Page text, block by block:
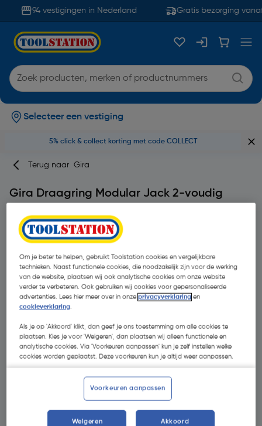
94 vestigingen in Nederland Gratis bezorging vanaf
Selecteer een vestiging
5% click & collect korting met code COLLECT
Terug naar Gira
Gira Draagring Modular Jack 2-voudig
MerkGira Productcode: 75623
Om je beter te helpen, gebruikt Toolstation cookies en vergelijkbare
technieken. Naast functionele cookies, die noodzakelijk zijn voor de werking
van de website, plaatsen wij ook analytische cookies om onze website
verder te verbeteren. Ook gebruiken wij cookies voor gepersonaliseerde
advertenties. Lees hier meer over in onzeprivacyverklaring en
cookieverklaring.
Als je op 'Akkoord' klikt, dan geef je ons toestemming om alle cookies te
plaatsen. Kies je voor 'Weigeren', dan plaatsen wij alleen functionele en
analytische cookies. Via 'Voorkeuren aanpassen' kun je zelf instellen welke
cookies worden geplaatst. Deze voorkeuren kun je altijd weer aanpassen.
Voorkeuren aanpassen
Weigeren Akkoord